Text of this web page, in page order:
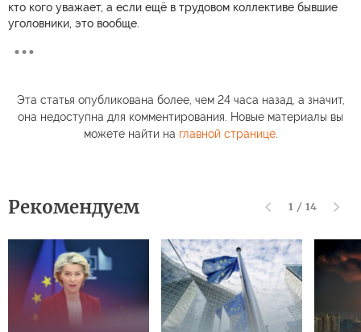
кто кого уважает, а если ещё в трудовом коллективе бывшие
уголовники, это вообще.
Эта статья опубликована более, чем 24 часа назад, а значит,
она недоступна для комментирования. Новые материалы вы
можете найти на главной странице.
Рекомендуем 1 / 14